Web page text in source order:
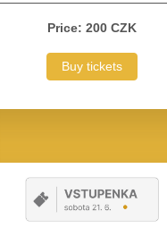
Price: 200 CZK
Buy tickets